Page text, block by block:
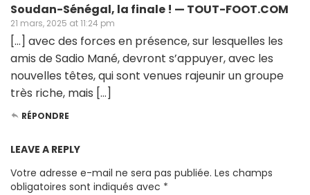
Soudan-Sénégal, la finale ! — TOUT-FOOT.COM
21 mars, 2025 at 11:24 pm
[…] avec des forces en présence, sur lesquelles les
amis de Sadio Mané, devront s’appuyer, avec les
nouvelles têtes, qui sont venues rajeunir un groupe
très riche, mais […]
RÉPONDRE
LEAVE A REPLY
Votre adresse e-mail ne sera pas publiée. Les champs
obligatoires sont indiqués avec *